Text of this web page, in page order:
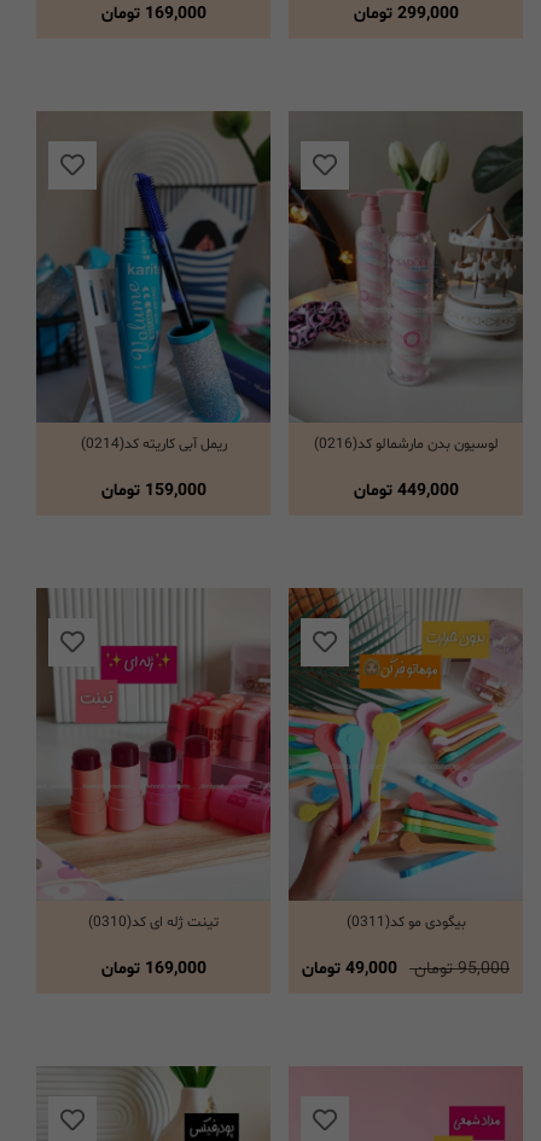
299,000 تومان 169,000 تومان
انتخاب گزینه ها
لوسیون بدن مارشمالو کد(0216)
449,000 تومان
انتخاب گزینه ها
ریمل آبی کاریته کد(0214)
159,000 تومان
انتخاب گزینه ها
بیگودی مو کد(0311)
95,000 تومان 49,000 تومان
انتخاب گزینه ها
تینت ژله ای کد(0310)
169,000 تومان